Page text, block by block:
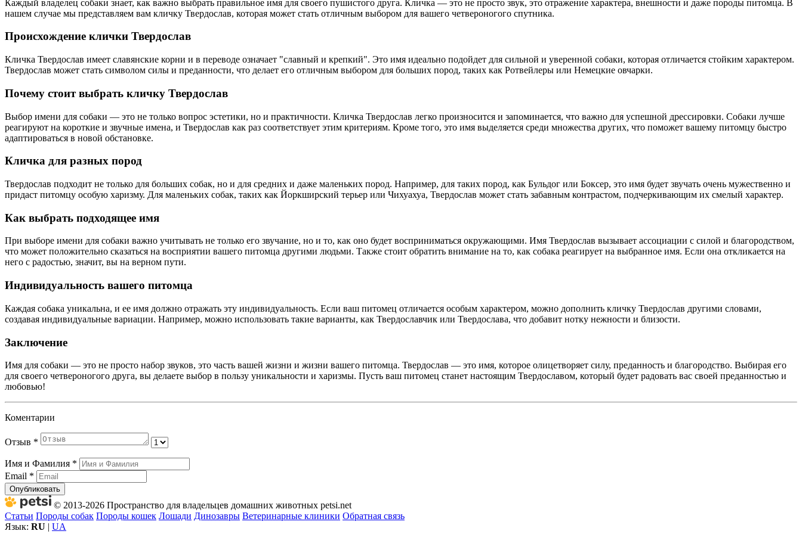
Каждый владелец собаки знает, как важно выбрать правильное имя для своего пушистого друга. Кличка — это не просто звук, это отражение характера, внешности и даже породы питомца. В
нашем случае мы представляем вам кличку Твердослав, которая может стать отличным выбором для вашего четвероногого спутника.
Происхождение клички Твердослав
Кличка Твердослав имеет славянские корни и в переводе означает "славный и крепкий". Это имя идеально подойдет для сильной и уверенной собаки, которая отличается стойким характером.
Твердослав может стать символом силы и преданности, что делает его отличным выбором для больших пород, таких как Ротвейлеры или Немецкие овчарки.
Почему стоит выбрать кличку Твердослав
Выбор имени для собаки — это не только вопрос эстетики, но и практичности. Кличка Твердослав легко произносится и запоминается, что важно для успешной дрессировки. Собаки лучше
реагируют на короткие и звучные имена, и Твердослав как раз соответствует этим критериям. Кроме того, это имя выделяется среди множества других, что поможет вашему питомцу быстро
адаптироваться в новой обстановке.
Кличка для разных пород
Твердослав подходит не только для больших собак, но и для средних и даже маленьких пород. Например, для таких пород, как Бульдог или Боксер, это имя будет звучать очень мужественно и
придаст питомцу особую харизму. Для маленьких собак, таких как Йоркширский терьер или Чихуахуа, Твердослав может стать забавным контрастом, подчеркивающим их смелый характер.
Как выбрать подходящее имя
При выборе имени для собаки важно учитывать не только его звучание, но и то, как оно будет восприниматься окружающими. Имя Твердослав вызывает ассоциации с силой и благородством,
что может положительно сказаться на восприятии вашего питомца другими людьми. Также стоит обратить внимание на то, как собака реагирует на выбранное имя. Если она откликается на
него с радостью, значит, вы на верном пути.
Индивидуальность вашего питомца
Каждая собака уникальна, и ее имя должно отражать эту индивидуальность. Если ваш питомец отличается особым характером, можно дополнить кличку Твердослав другими словами,
создавая индивидуальные вариации. Например, можно использовать такие варианты, как Твердославчик или Твердослава, что добавит нотку нежности и близости.
Заключение
Имя для собаки — это не просто набор звуков, это часть вашей жизни и жизни вашего питомца. Твердослав — это имя, которое олицетворяет силу, преданность и благородство. Выбирая его
для своего четвероногого друга, вы делаете выбор в пользу уникальности и харизмы. Пусть ваш питомец станет настоящим Твердославом, который будет радовать вас своей преданностью и
любовью!
Коментарии
Отзыв *
Имя и Фамилия *
Email *
Опубликовать
© 2013-2026 Пространство для владельцев домашних животных petsi.net
Статьи Породы собак Породы кошек Лошади Динозавры Ветеринарные клиники Обратная связь
Язык: RU | UA